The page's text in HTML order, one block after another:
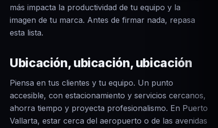
más impacta la productividad de tu equipo y la
imagen de tu marca. Antes de firmar nada, repasa
esta lista.
Ubicación, ubicación, ubicación
Piensa en tus clientes y tu equipo. Un punto
accesible, con estacionamiento y servicios cercanos,
ahorra tiempo y proyecta profesionalismo. En Puerto
Vallarta, estar cerca del aeropuerto o de las avenidas